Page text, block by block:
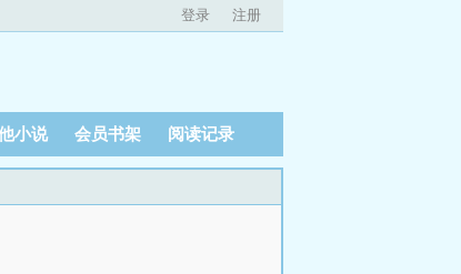
登录 注册
小说 会员书架 阅读记录